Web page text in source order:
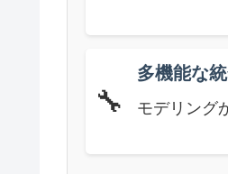
🔧
多機能な
モデリング